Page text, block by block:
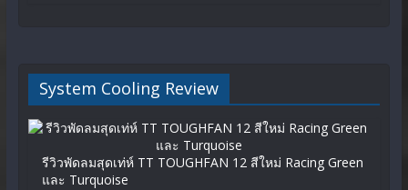
System Cooling Review
รีวิวพัดลมสุดเท่ห์ TT TOUGHFAN 12 สีใหม่ Racing Green
และ Turquoise